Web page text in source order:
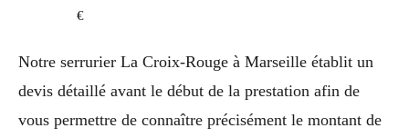
€
Notre serrurier La Croix-Rouge à Marseille établit un
devis détaillé avant le début de la prestation afin de
vous permettre de connaître précisément le montant de